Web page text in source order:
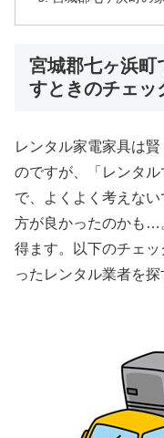
宮城郡七ヶ浜町
すときのチェッ
レンタル家電家具は
のですが、「レンタ
で、よくよく考えな
方が良かったのかも…
得ます。以下のチェ
ったレンタル業者を探